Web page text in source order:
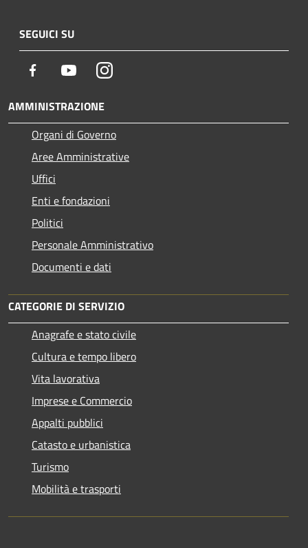
SEGUICI SU
Facebook YoutubeInstagram
AMMINISTRAZIONE
Organi di Governo
Aree Amministrative
Uffici
Enti e fondazioni
Politici
Personale Amministrativo
Documenti e dati
CATEGORIE DI SERVIZIO
Anagrafe e stato civile
Cultura e tempo libero
Vita lavorativa
Imprese e Commercio
Appalti pubblici
Catasto e urbanistica
Turismo
Mobilità e trasporti